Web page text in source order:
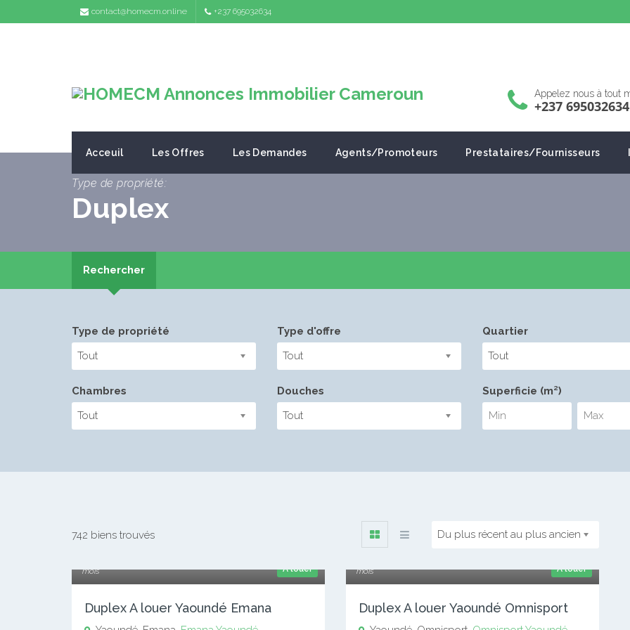
contact@homecm.online +237 695032634
Appelez nous à tout
+237 695032634
Acceuil Les Offres Les Demandes Agents/Promoteurs Prestataires/Fournisseurs
Type de propriété:
Duplex
Rechercher
Type de propriété
Tout
Type d'offre
Tout
Quartier
Tout
Chambres
Tout
Douches
Tout
Superficie (m²)
742 biens trouvés Du plus récent au plus ancien
A louer
mois
Duplex A louer Yaoundé Emana
A louer
1 200 000 xaf
mois
Duplex A louer Yaoundé Omnisport